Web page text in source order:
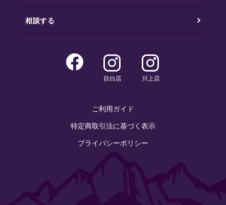
相談する
目白店 川上店
ご利用ガイド
特定商取引法に基づく表示
プライバシーポリシー